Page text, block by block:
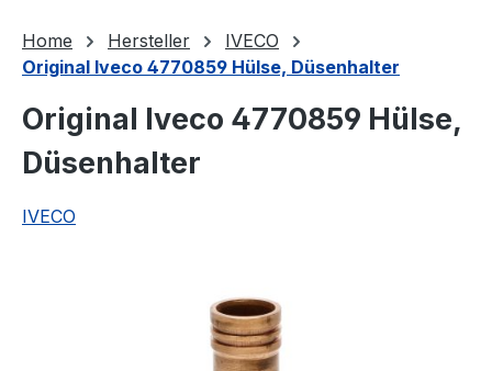
Home Hersteller
IVECO
Original Iveco 4770859 Hülse, Düsenhalter
Original Iveco 4770859 Hülse,
Düsenhalter
IVECO